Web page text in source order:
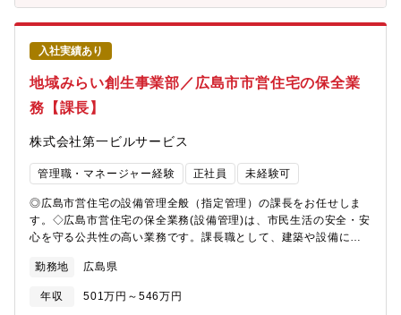
時間外の電話対応）にお問い合わせがあった際に、当番制で対応
いたします。当番が月6回程度に対して実際に現場に向かって対応
するのは、月平均1～2回程度です。現場では基本一人で対応しま
すが、対応に苦慮するような事態では先輩・同僚に連絡して対応
するようにしています。内容によっては他の社員と協力して対応
することもあります。【入社後の流れ】先輩社員に同行して、現
場対応や様々な業務を見て学んでいただきます。最初は現場に上
業務をお任せしていきます。夜間の当番デビューは、業務習得度
によりますが入社3ヶ月後程度を予定しています。※要請により出
動した場合、別途手当を支給いたします。【職務の特徴】自治体
社会的意義を実感できるのも魅力の1つです。★目に見えて誰かの
役に立つやりがいのある★衣食住の住『人の暮らし』を支える大
切な仕事★依頼者から直接『ありがとう』をいただける★自身の
対応で依頼者に安心を提供できた、感謝いただけた など、たく
なるようにサポートしていく仕事ではありますが、スキルを身に
入社実績あり
地域みらい創生事業部／広島市市営住宅の保全業
務【課長】
株式会社第一ビルサービス
管理職・マネージャー経験 正社員 未経験可
◎広島市営住宅の設備管理全般（指定管理）の課長をお任せしま
す。◇広島市営住宅の保全業務(設備管理)は、市民生活の安全・安
心を守る公共性の高い業務です。課長職として、建築や設備に関
検、大規模修繕計画の立案・発注など、現場と事務を統括してい
ただきます。発注元である広島市や協力業者との調整を行いなが
ら、品質・安全・法令遵守を確保し、公共住宅の価値を長期にわ
勤務地 広島県
年収 501万円～546万円